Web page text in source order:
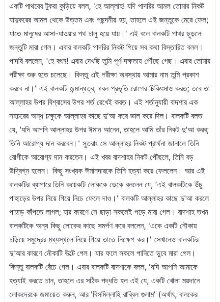
একটি পাথরের টুকরা কুড়িয়ে বলল, 'হে আল্লাহ! যদি পাদরির আমল তোমার নিকট
যাদুকরের আমল থেকে উত্তম এবং পছন্দনীয় হয়, তাহলে এই জন্তুকে মেরে ফেল;
যাতে মানুষের আসা-যাওয়ার পথ চালু হয়ে যায়।' এই বলে বালকটি পাথর ছুড়লে
জন্তুটি মারা গেল। এবার বালকটি পাদরির নিকট গিয়ে সব কথা বিস্তারিত বলল।
পাদরি বললেন, 'হে বৎস! এবার দেখছি তুমি পূর্ণ দক্ষতায় পৌঁছে গেছ। এবার তোমার
পরীক্ষা শুরু হতে চলেছে। কিন্তু এই পরীক্ষা অবস্থায় আমার নাম তুমি প্রকাশ
করবে না।' এই বালকটি জন্মান্ধত্ব, ধবল প্রভৃতি রোগের চিকিৎসাও করত; তবে তা
আল্লাহর উপর বিশ্বাসের উপর শর্ত রেখেই করত। এই শর্তানুযায়ী বাদশার এক
সহচরের অন্ধ চক্ষুকে আল্লাহর কাছে দু'আ করে ভাল করে দিল। বালকটি বলত
যে, 'যদি আপনি আল্লাহর উপর ঈমান আনেন, তাহলে আমি তাঁর নিকট দু'আ করব;
তিনি আরোগ্য দান করবেন।' সুতরাং সে আল্লাহর নিকট প্রার্থনা জানালে তিনি
রোগীকে আরোগ্য দান করতেন। এই খবর বাদশাহর নিকট পৌঁছলে, তিনি বড়
উদ্বিগ্ন হলেন। কিছু সংখ্যক ঈমানদারকে তিনি হত্যা করে ফেললেন। আর এই
বালকটির ব্যাপারে তিনি কয়েকটি লোককে ডেকে বললেন যে, 'এই বালকটিকে উঁচু
পাহাড়ের উপর নিয়ে গিয়ে নিচে ফেলে দাও।' বালকটি আল্লাহর কাছে দু'আ করলে
পাহাড় কাঁপতে লাগল; যার কারণে সে ছাড়া সকলেই পড়ে মারা গেল। বাদশাহ তখন
বালকটিকে অন্য কিছু লোকের কাছে সমর্পণ করে বললেন, 'একে একটি নৌকায়
চড়িয়ে সমুদ্রের মধ্যস্থলে নিয়ে গিয়ে তাতে নিক্ষেপ কর।' সেখানেও বালকটির
দু'আর কারণে নৌকাটি উল্টে গেল। যার ফলে সকলে পানিতে ডুবে মারা গেল।
কিন্তু বালকটি বেঁচে গেল। এবার বালকটি বাদশাকে বলল, 'যদি আপনি আমাকে
হত্যাই করতে চান, তাহলে এর সঠিক পদ্ধতি হল এই যে, একটি খোলা ময়দানে
লোকদেরকে জমায়েত করুন, আর 'বিসমিল্লাহি রাব্বিল গুলাম' (অর্থাৎ, বালকের